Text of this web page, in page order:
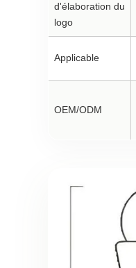
d'élaboration du
logo
Applicable
OEM/ODM